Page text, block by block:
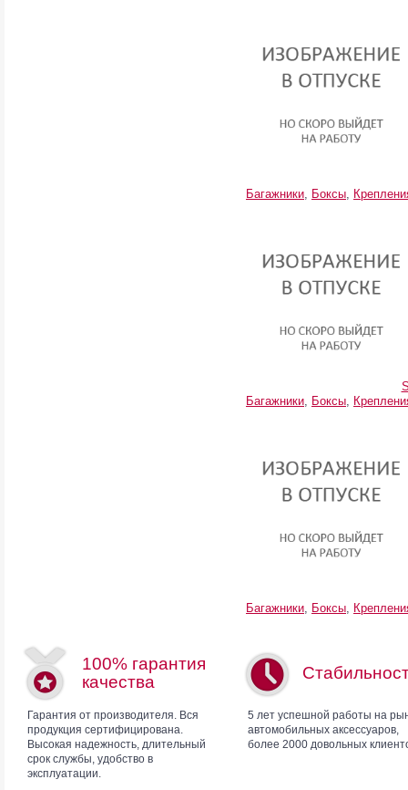
Багажники, Боксы,
Багажники, Боксы,
Багажники, Боксы,
100% гарантия
качества
Гарантия от производителя. Вся
продукция сертифицирована.
Высокая надежность, длительный
срок службы, удобство в
эксплуатации.
5 лет успешной работы на
автомобильных аксессуаров,
более 2000 довольных